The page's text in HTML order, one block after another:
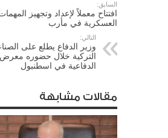
السابق:
افتتاح معملاً لإعداد وتجهيز
العسكرية في مأرب
التالي:
وزير الدفاع يطلع على
التركية خلال حضوره معرض
الدفاعية في اسطنبول
مقالات مشابهة